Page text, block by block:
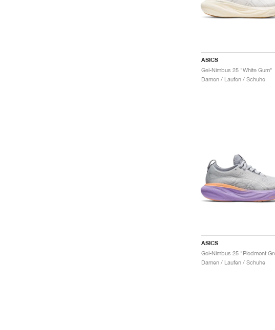
ASICS
Gel-Nimbus 25 "White Gum"
Damen / Laufen / Schuhe
ASICS
Damen / Laufen / Schuhe